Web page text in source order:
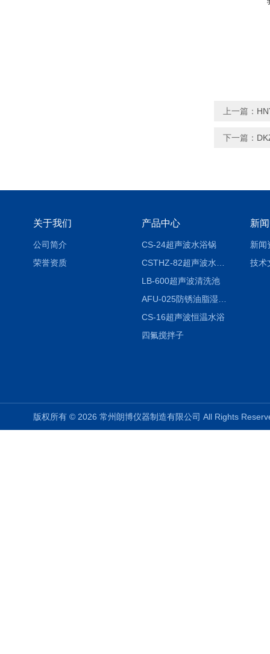
上一篇：
下一篇：
关于我们
公司简介
荣誉资质
产品中心
CS-24超声波水浴锅
LB-600超声波清洗池
CS-16超声波恒温水浴
四氟搅拌子
新
新闻
技术
版权所有 © 2026 常州朗博仪器制造有限公司 All Rights